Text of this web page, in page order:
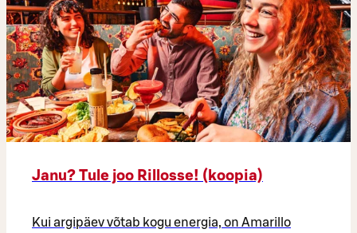
Janu? Tule joo Rillosse! (koopia)
Kui argipäev võtab kogu energia, on Amarillo